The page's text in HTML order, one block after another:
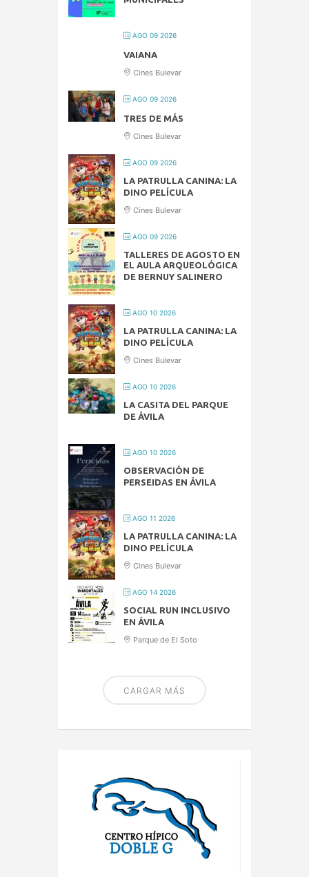
AGO 09 2026
VAIANA
Cines Bulevar
AGO 09 2026
TRES DE MÁS
Cines Bulevar
AGO 09 2026
LA PATRULLA CANINA: LA
DINO PELÍCULA
Cines Bulevar
AGO 09 2026
TALLERES DE AGOSTO EN
EL AULA ARQUEOLÓGICA
DE BERNUY SALINERO
AGO 10 2026
LA PATRULLA CANINA: LA
DINO PELÍCULA
Cines Bulevar
AGO 10 2026
LA CASITA DEL PARQUE
DE ÁVILA
AGO 10 2026
OBSERVACIÓN DE
PERSEIDAS EN ÁVILA
AGO 11 2026
LA PATRULLA CANINA: LA
DINO PELÍCULA
Cines Bulevar
AGO 14 2026
SOCIAL RUN INCLUSIVO
EN ÁVILA
Parque de El Soto
CARGAR MÁS